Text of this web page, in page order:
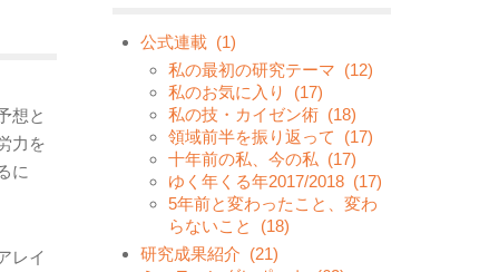
想と
力を
に
レイ
公式連載 (1)
私の最初の研究テーマ (12)
私のお気に入り
(17)
私の技・カイゼン術 (18)
領域前半を振り返って
(17)
十年前の私、今の私 (17)
ゆく年くる年2017/2018 (17)
5年前と変わったこと、変わ
らないこと
(18)
研究成果紹介 (21)